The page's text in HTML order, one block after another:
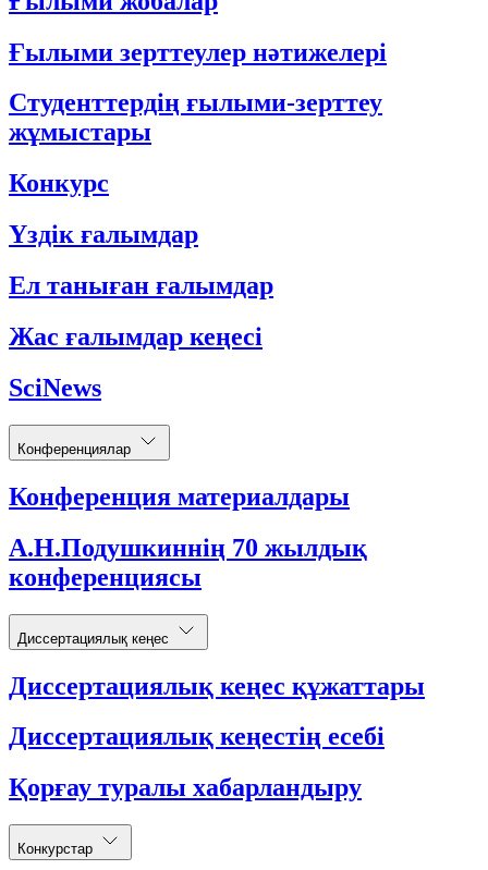
Ғылыми зерттеулер нәтижелері
Студенттердің ғылыми-зерттеу
жұмыстары
Конкурс
Үздік ғалымдар
Ел таныған ғалымдар
Жас ғалымдар кеңесі
SciNews
Конференциялар
Конференция материалдары
А.Н.Подушкиннің 70 жылдық
конференциясы
Диссертациялық кеңес
Диссертациялық кеңес құжаттары
Диссертациялық кеңестің есебі
Қорғау туралы хабарландыру
Конкурстар